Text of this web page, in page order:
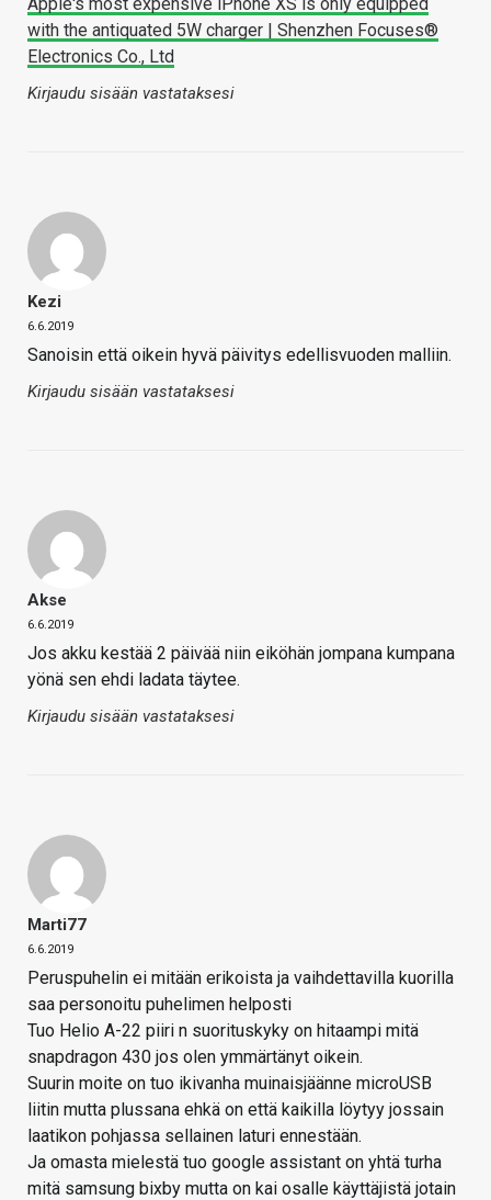
with the antiquated 5W charger | Shenzhen Focuses®
Electronics Co., Ltd
Kirjaudu sisään vastataksesi
Kezi
6.6.2019
Sanoisin että oikein hyvä päivitys edellisvuoden malliin.
Kirjaudu sisään vastataksesi
Akse
6.6.2019
Jos akku kestää 2 päivää niin eiköhän jompana kumpana
yönä sen ehdi ladata täytee.
Kirjaudu sisään vastataksesi
Marti77
6.6.2019
Peruspuhelin ei mitään erikoista ja vaihdettavilla kuorilla
saa personoitu puhelimen helposti
Tuo Helio A-22 piiri n suorituskyky on hitaampi mitä
snapdragon 430 jos olen ymmärtänyt oikein.
Suurin moite on tuo ikivanha muinaisjäänne microUSB
liitin mutta plussana ehkä on että kaikilla löytyy jossain
laatikon pohjassa sellainen laturi ennestään.
Ja omasta mielestä tuo google assistant on yhtä turha
mitä samsung bixby mutta on kai osalle käyttäjistä jotain